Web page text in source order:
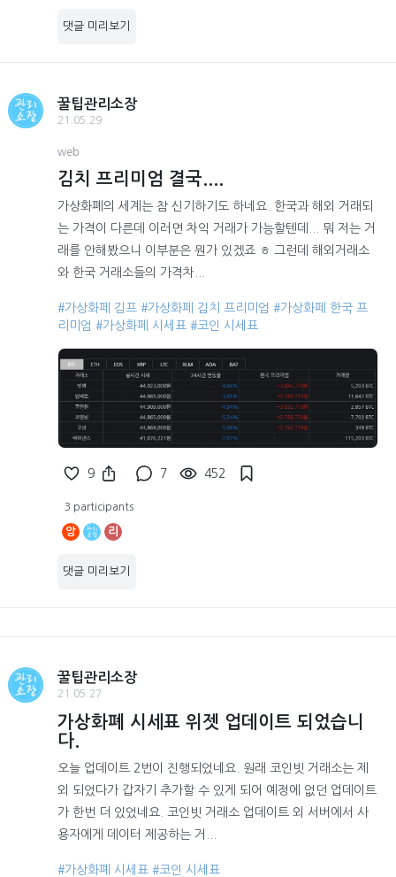
댓글 미리보기
꿀팁관리소장
21.05.29
web
김치 프리미엄 결국....
가상화폐의 세계는 참 신기하기도 하네요. 한국과 해외 거래되
는 가격이 다른데 이러면 차익 거래가 가능할텐데... 뭐 저는 거
래를 안해봤으니 이부분은 뭔가 있겠죠 ㅎ 그런데 해외거래소
와 한국 거래소들의 가격차...
#가상화페 김프 #가상화페 김치 프리미엄 #가상화페 한국 프
리미엄 #가상화페 시세표 #코인 시세표
9 7 452
3 participants
앙 리
댓글 미리보기
꿀팁관리소장
21.05.27
가상화폐 시세표 위젯 업데이트 되었습니
다.
오늘 업데이트 2번이 진행되었네요. 원래 코인빗 거래소는 제
외 되었다가 갑자기 추가할 수 있게 되어 예정에 없던 업데이트
가 한번 더 있었네요. 코인빗 거래소 업데이트 외 서버에서 사
용자에게 데이터 제공하는 거...
#가상화폐 시세표 #코인 시세표